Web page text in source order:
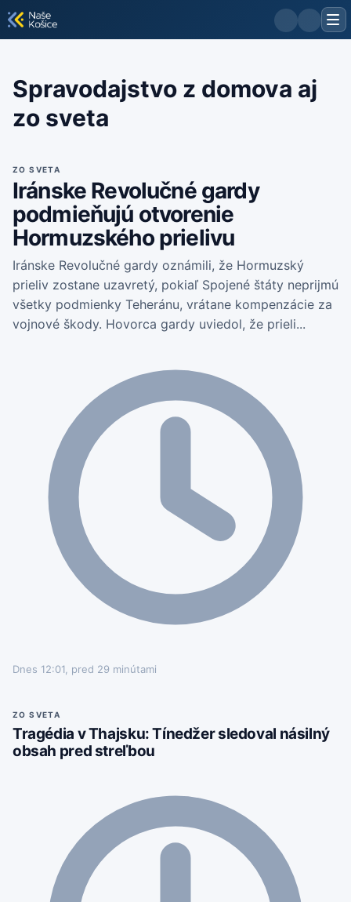
Spravodajstvo z domova aj
zo sveta
ZO SVETA
Iránske Revolučné gardy
podmieňujú otvorenie
Hormuzského prielivu
Iránske Revolučné gardy oznámili, že Hormuzský
prieliv zostane uzavretý, pokiaľ Spojené štáty neprijmú
všetky podmienky Teheránu, vrátane kompenzácie za
vojnové škody. Hovorca gardy uviedol, že prieli...
Dnes 12:01, pred 29 minútami
ZO SVETA
Tragédia v Thajsku: Tínedžer sledoval násilný
obsah pred streľbou